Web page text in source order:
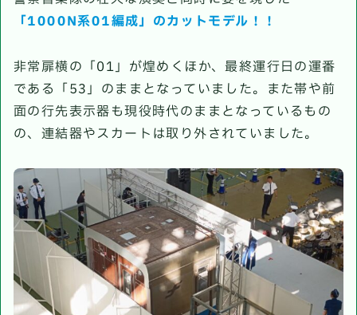
「1000N系01編成」のカットモデル！！
非常扉横の「01」が煌めくほか、最終運行日の運番
である「53」のままとなっていました。また帯や前
面の行先表示器も現役時代のままとなっているもの
の、連結器やスカートは取り外されていました。